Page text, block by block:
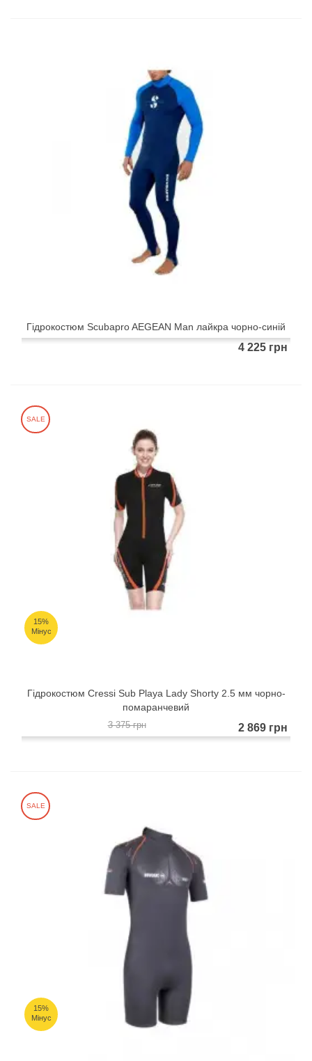
Гідрокостюм Scubapro AEGEAN Man лайкра чорно-синій
4 225 грн
SALE
15%
Мінус
Гідрокостюм Cressi Sub Playa Lady Shorty 2.5 мм чорно-
помаранчевий
2 869 грн
3 375 грн
SALE
15%
Мінус